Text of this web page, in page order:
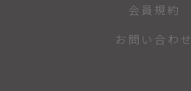
会員規約
お問い合わせ